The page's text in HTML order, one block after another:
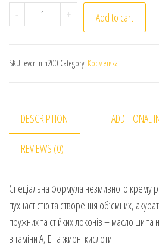
- Eva Advanced Care. Curls
+ Add to cart
SKU: evcrllnin200 Category: Косметика
DESCRIPTION ADDITIONAL
REVIEWS (0)
Спеціальна формула незмивного крему
пухнастістю та створення об’ємних,
пружних та стійких локонів – масло ши та
вітаміни А, Е та жирні кислоти.